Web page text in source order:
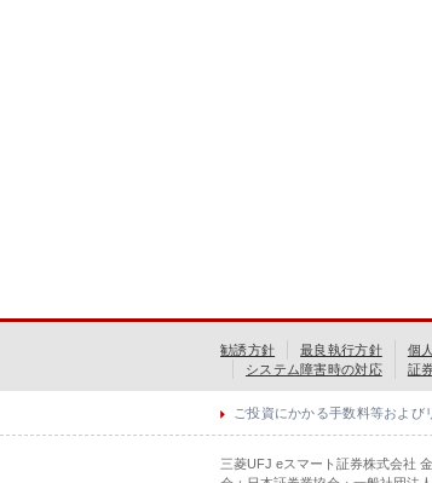
勧誘方針 最良執行方針 個
システム障害時の対応
証
ご投資にかかる手数料等および
三菱UFJ eスマート証券株式会社